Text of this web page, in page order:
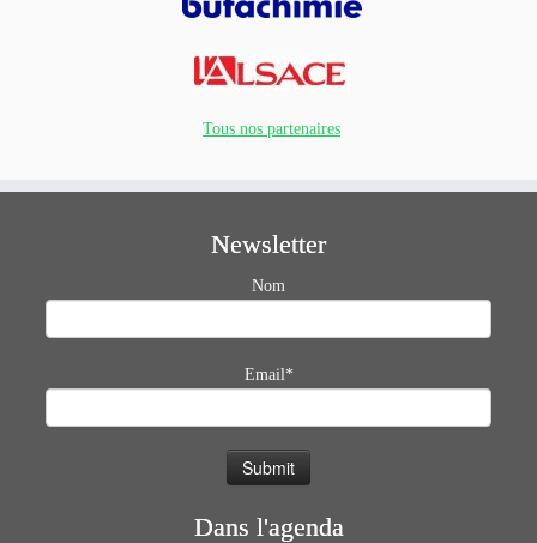
Tous nos partenaires
Newsletter
Nom
Email*
Dans l'agenda